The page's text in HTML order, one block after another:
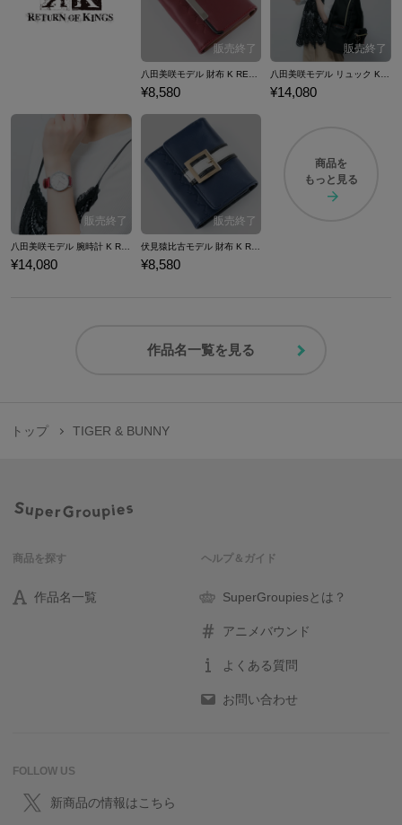
¥8,580 ¥14,080
八田美咲モデル 腕時計 K RETURN OF KINGS
¥14,080
伏見猿比古モデル 財布 K RETURN OF KINGS
¥8,580
商品を
もっと見る
作品名一覧を見る
トップ TIGER & BUNNY
商品を探す
作品名一覧
ヘルプ＆ガイド
SuperGroupiesとは？
アニメバウンド
よくある質問
お問い合わせ
FOLLOW US
新商品の情報はこちら